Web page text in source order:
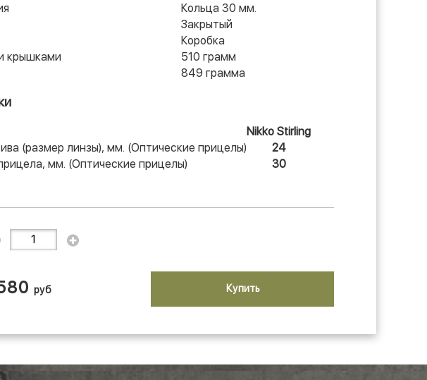
Кольца 30 мм.
Закрытый
Коробка
крышками
510 грамм
849 грамма
Nikko Stirling
(размер линзы), мм. (Оптические прицелы)
24
мм. (Оптические прицелы)
30
руб Купить